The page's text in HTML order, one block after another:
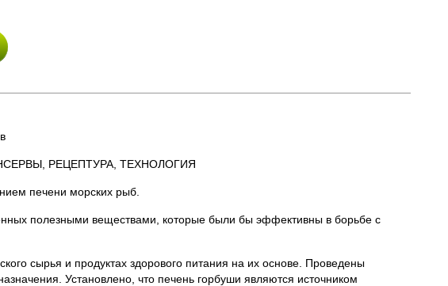
РЕЦЕПТУРА, ТЕХНОЛОГИЯ
печени морских рыб.
полезными веществами, которые были бы эффективны в борьбе с
сырья и продуктах здорового питания на их основе. Проведены
Установлено, что печень горбуши являются источником